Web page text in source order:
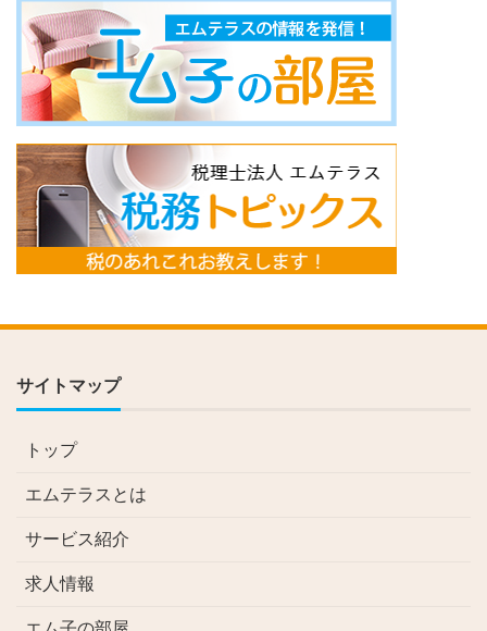
サイトマップ
トップ
エムテラスとは
サービス紹介
求人情報